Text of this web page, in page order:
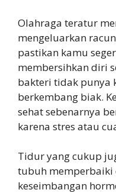
Olahraga teratur
mengeluarkan
pastikan kamu
membersihkan diri
bakteri tidak punya
berkembang biak.
sehat sebenarnya
karena stres atau
Tidur yang cukup
tubuh
keseimbangan